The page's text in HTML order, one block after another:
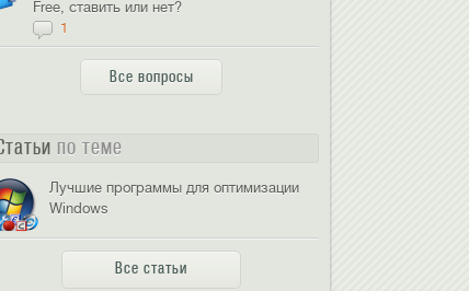
Free, ставить или нет?
1
Все вопросы
по теме
Лучшие программы для оптимизации
Windows
Все статьи